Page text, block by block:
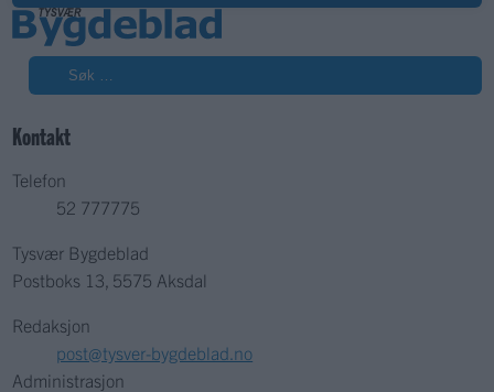
Søk
Kontakt
Telefon
52 777775
Tysvær Bygdeblad
Postboks 13, 5575 Aksdal
Redaksjon
post@tysver-bygdeblad.no
Administrasjon